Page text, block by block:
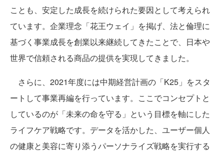
ことも、安定した成長を続けられた要因として考えられ
ています。企業理念「花王ウェイ」を掲げ、法と倫理に
基づく事業成長を創業以来継続してきたことで、日本や
世界で信頼される商品の提供を実現してきました。
さらに、2021年度には中期経営計画の「K25」をスタ
ートして事業再編を行っています。ここでコンセプトと
しているのが「未来の命を守る」という目標を軸にした
ライフケア戦略です。データを活かした、ユーザー個人
の健康と美容に寄り添うパーソナライズ戦略を実行する